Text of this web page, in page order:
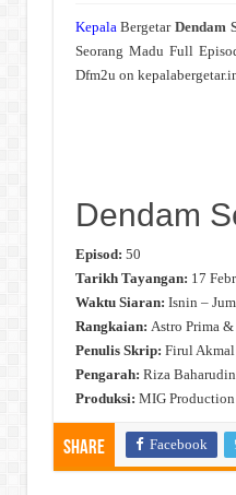
KepalaBergetarDendam
Seorang Madu Full
Dfm2u on
Dendam
Episod: 50
Tarikh Tayangan: 17
Waktu Siaran: Isnin –
Rangkaian: Astro Prima &
Penulis Skrip: Firul
Pengarah: Riza Baharudin
Produksi: MIG Production
Share Facebook